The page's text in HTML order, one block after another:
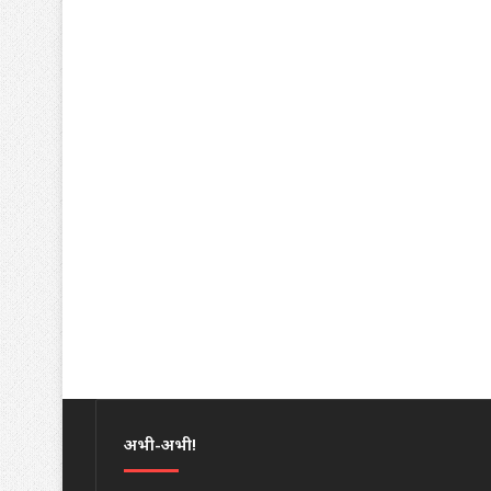
अभी-अभी!